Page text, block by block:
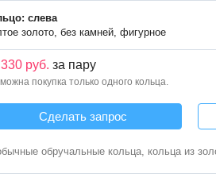
слева
золото, без камней, фигурное
руб. за пару
покупка только одного кольца.
Сделать запрос
обручальные кольца, кольца из